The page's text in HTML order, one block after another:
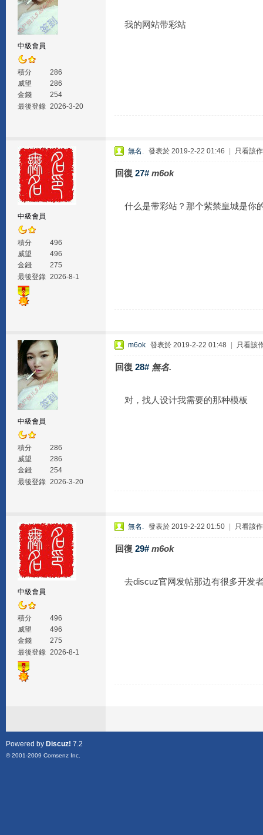
中級會員
積分
286
威望
286
金錢
254
最後登錄 2026-3-20
我的网站带彩站
中級會員
積分
496
威望
496
金錢
275
最後登錄 2026-8-1
無名. 發表於 2019-2-22 01:46 只看該
回復 27# m6ok
什么是带彩站？那个紫禁皇城是你
中級會員
積分
286
威望
286
金錢
254
最後登錄 2026-3-20
m6ok 發表於 2019-2-22 01:48 只看該
回復 28# 無名.
对，找人设计我需要的那种模板
中級會員
積分
496
威望
496
金錢
275
最後登錄 2026-8-1
無名. 發表於 2019-2-22 01:50 只看該
回復 29# m6ok
去discuz官网发帖那边有很多开发
Powered by Discuz! 7.2
© 2001-2009 Comsenz Inc.